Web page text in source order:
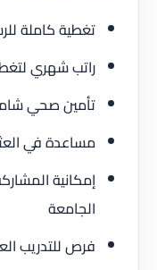
تغطية كاملة
راتب شهري
تأمين صحي
مساعدة في
إمكانية
الجامعة
فرص للتدريب